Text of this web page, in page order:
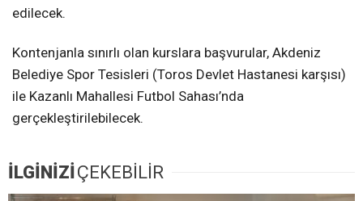
edilecek.
Kontenjanla sınırlı olan kurslara başvurular, Akdeniz
Belediye Spor Tesisleri (Toros Devlet Hastanesi karşısı)
ile Kazanlı Mahallesi Futbol Sahası’nda
gerçekleştirilebilecek.
İLGİNİZİÇEKEBİLİR